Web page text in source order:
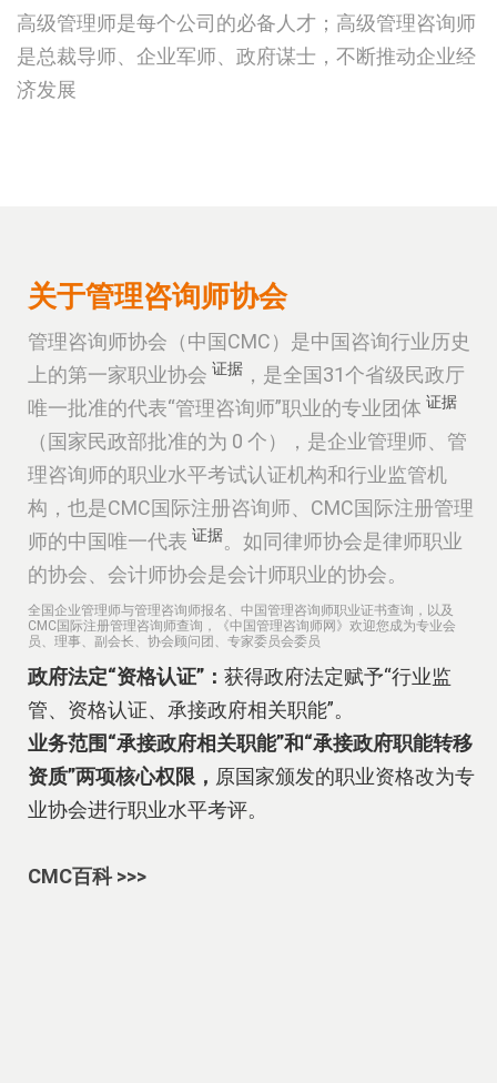
高级管理师是每个公司的必备人才；高级管理咨询师
是总裁导师、企业军师、政府谋士，不断推动企业经
济发展
关于管理咨询师协会
管理咨询师协会（中国CMC）是中国咨询行业历史
上的第一家职业协会 证据 ，是全国31个省级民政厅
唯一批准的代表“管理咨询师”职业的专业团体 证据
（国家民政部批准的为 0 个），是企业管理师、管
理咨询师的职业水平考试认证机构和行业监管机
构，也是CMC国际注册咨询师、CMC国际注册管理
师的中国唯一代表 证据。如同律师协会是律师职业
的协会、会计师协会是会计师职业的协会。
全国企业管理师与管理咨询师报名、中国管理咨询师职业证书查询，以及
CMC国际注册管理咨询师查询，《中国管理咨询师网》欢迎您成为专业会
员、理事、副会长、协会顾问团、专家委员会委员
政府法定“资格认证”： 获得政府法定赋予“行业监
管、资格认证、承接政府相关职能”。
业务范围“承接政府相关职能”和“承接政府职能转移
资质”两项核心权限， 原国家颁发的职业资格改为专
业协会进行职业水平考评。
CMC百科 >>>